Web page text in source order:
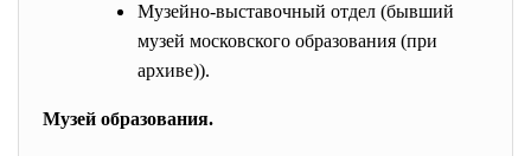
Музейно-выставочный отдел (бывший
музей московского образования (при
архиве)).
Музей образования.